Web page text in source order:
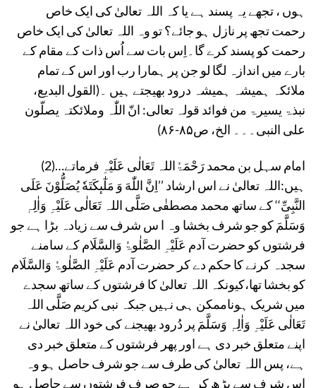
ہوں ، تجھے یہ پسند ہے یا کہ اللہ تعالیٰ کی ایک خاص
رحمت تجھ پر نازل ہو جائے؟ تو وہ اللہ تعالیٰ کی ایک خاص
رحمت کو پسند کرے گا۔اِس بات سے اُس ذات کے مقام کے
بارے میں اندازہ لگا لو جن پر ہمارا رب اور اس کے تمام
ملائکہ ہمیشہ ہمیشہ درود بھیجتے ہیں ۔(القول البدیع،
نبذۃ یسیرۃ من فوائد قولہ تعالی: انّ اللّٰہ وملائکتہ یصلّون
علی النبی۔۔۔ الخ، ص۸۵-۸۶)
(2)…امام سہل بن محمد رَحْمَۃُاللہ تَعَالٰی عَلَیْہِ فرماتے
ہیں:اللہ تعالیٰ نے اس ارشاد ’’اِنَّ اللّٰهَ وَ مَلٰٓىٕكَتَهٗ یُصَلُّوْنَ عَلَى
النَّبِیِّ‘‘ کے ساتھ محمد مصطفٰی صَلَّی اللہ تَعَالٰی عَلَیْہِ وَاٰلِہٖ
وَسَلَّمَ کو جو شرف بخشا وہ ا س شرف سے زیادہ بڑا ہے جو
فرشتوں کو حضرت آدم عَلَیْہِ الصَّلٰوۃُ وَالسَّلَام کے سامنے
سجدہ کرنے کا حکم دے کر حضرت آدم عَلَیْہِ الصَّلٰوۃُ وَالسَّلَام
کو بخشا تھا،کیونکہ اللہ تعالیٰ کا فرشتوں کے ساتھ سجدے
میں شریک ہوناممکن ہی نہیں جبکہ نبی کریم صَلَّی اللہ
تَعَالٰی عَلَیْہِ وَاٰلِہٖ وَسَلَّمَ پر دُرود بھیجنے کی خود اللہ تعالیٰ نے
اپنے متعلق خبر دی ہے اور پھر فرشتوں کے متعلق خبر دی
ہے، پس اللہ تعالیٰ کی طرف سے جو شرف حاصل ہو وہ
اس شرف سے بڑھ کر ہے جو صرف فرشتوں سے حاصل ہو